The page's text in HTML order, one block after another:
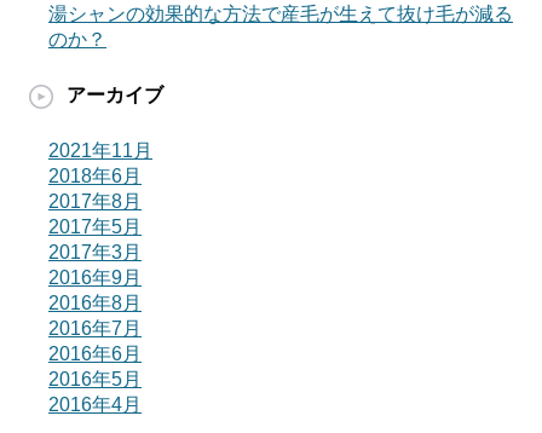
湯シャンの効果的な方法で産毛が生えて抜け毛が減る
のか？
アーカイブ
2021年11月
2018年6月
2017年8月
2017年5月
2017年3月
2016年9月
2016年8月
2016年7月
2016年6月
2016年5月
2016年4月